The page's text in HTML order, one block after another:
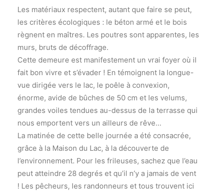
Les matériaux respectent, autant que faire se peut,
les critères écologiques : le béton armé et le bois
règnent en maîtres. Les poutres sont apparentes, les
murs, bruts de décoffrage.
Cette demeure est manifestement un vrai foyer où il
fait bon vivre et s’évader ! En témoignent la longue-
vue dirigée vers le lac, le poêle à convexion,
énorme, avide de bûches de 50 cm et les velums,
grandes voiles tendues au-dessus de la terrasse qui
nous emportent vers un ailleurs de rêve…
La matinée de cette belle journée a été consacrée,
grâce à la Maison du Lac, à la découverte de
l’environnement. Pour les frileuses, sachez que l’eau
peut atteindre 28 degrés et qu’il n’y a jamais de vent
! Les pêcheurs, les randonneurs et tous trouvent ici